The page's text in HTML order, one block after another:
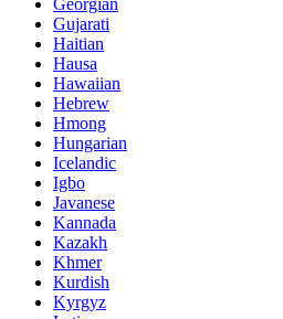
Georgian
Gujarati
Haitian
Hausa
Hawaiian
Hebrew
Hmong
Hungarian
Icelandic
Igbo
Javanese
Kannada
Kazakh
Khmer
Kurdish
Kyrgyz